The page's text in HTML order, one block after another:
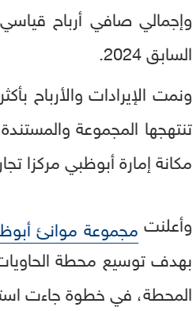
السابق 2024.
تنتهجها المجموعة
مكانة إمارة أبوظبي مركزا
وأعلنت مجموعة موانئ
بهدف توسيع محطة
المحطة، في خطوة جاءت